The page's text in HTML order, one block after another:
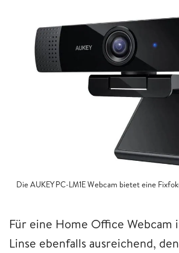
Die AUKEY PC-LM1E Webcam bietet eine
Für eine Home Office Webcam
Linse ebenfalls ausreichend,